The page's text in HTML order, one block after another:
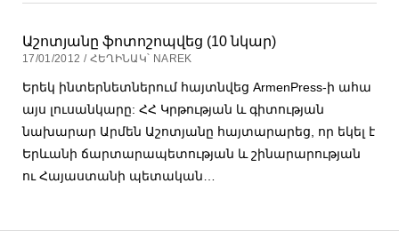
Աշոտյանը ֆոտոշոպվեց (10 նկար)
17/01/2012 / ՀԵՂԻՆԱԿ՝ NAREK
Երեկ ինտերնետներում հայտնվեց ArmenPress-ի ահա
այս լուսանկարը: ՀՀ Կրթության և գիտության
նախարար Արմեն Աշոտյանը հայտարարեց, որ եկել է
Երևանի ճարտարապետության և շինարարության
ու Հայաստանի պետական…